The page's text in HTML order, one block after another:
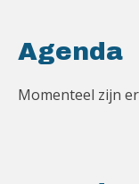
Agenda
Momenteel zijn